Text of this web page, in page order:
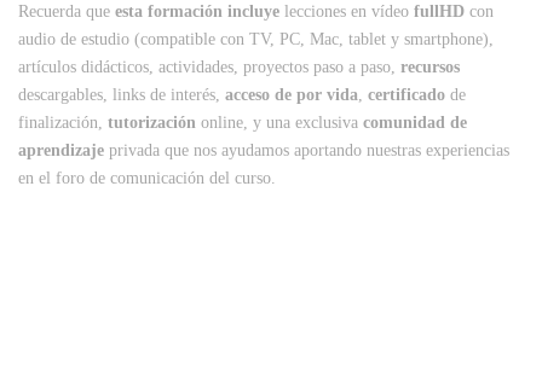
Recuerda que esta formación incluye lecciones en vídeo fullHD con
audio de estudio (compatible con TV, PC, Mac, tablet y smartphone),
artículos didácticos, actividades, proyectos paso a paso, recursos
descargables, links de interés, acceso de por vida certificado de
finalización, tutorización online, y una exclusiva comunidad de
aprendizaje privada que nos ayudamos aportando nuestras experiencias
en el foro de comunicación del curso.